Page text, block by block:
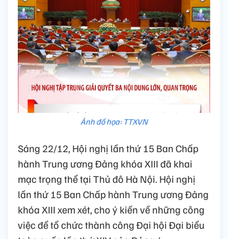
Ảnh đồ họa: TTXVN
Sáng 22/12, Hội nghị lần thứ 15 Ban Chấp
hành Trung ương Đảng khóa XIII đã khai
mạc trọng thể tại Thủ đô Hà Nội. Hội nghị
lần thứ 15 Ban Chấp hành Trung ương Đảng
khóa XIII xem xét, cho ý kiến về những công
việc để tổ chức thành công Đại hội Đại biểu